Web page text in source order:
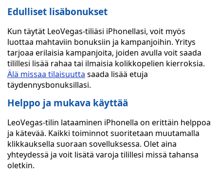
Edulliset lisäbonukset
Kun täytät LeoVegas-tiliäsi iPhonellasi, voit myös
luottaa mahtaviin bonuksiin ja kampanjoihin. Yritys
tarjoaa erilaisia kampanjoita, joiden avulla voit saada
tilillesi lisää rahaa tai ilmaisia kolikkopelien kierroksia.
Älä missaa tilaisuutta saada lisää etuja
täydennysbonuksillasi.
Helppo ja mukava käyttää
LeoVegas-tilin lataaminen iPhonella on erittäin helppoa
ja kätevää. Kaikki toiminnot suoritetaan muutamalla
klikkauksella suoraan sovelluksessa. Olet aina
yhteydessä ja voit lisätä varoja tilillesi missä tahansa
oletkin.